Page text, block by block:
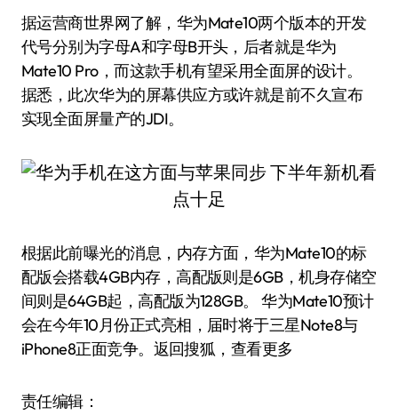
据运营商世界网了解，华为Mate10两个版本的开发
代号分别为字母A和字母B开头，后者就是华为
Mate10 Pro，而这款手机有望采用全面屏的设计。
据悉，此次华为的屏幕供应方或许就是前不久宣布
实现全面屏量产的JDI。
根据此前曝光的消息，内存方面，华为Mate10的标
配版会搭载4GB内存，高配版则是6GB，机身存储空
间则是64GB起，高配版为128GB。 华为Mate10预计
会在今年10月份正式亮相，届时将于三星Note8与
iPhone8正面竞争。返回搜狐，查看更多
责任编辑：